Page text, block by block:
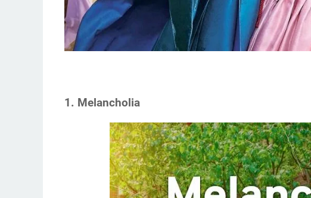
1. Melancholia